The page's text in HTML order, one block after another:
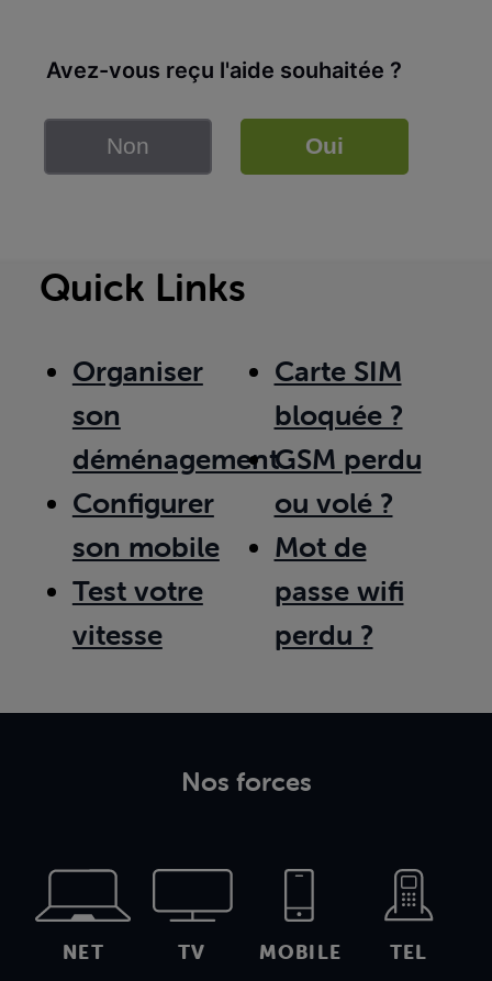
Avez-vous reçu l'aide souhaitée ?
Non Oui
Quick Links
Organiser
son
déménagement
Configurer
son mobile
Test votre
vitesse
Carte SIM
bloquée ?
GSM perdu
ou volé ?
Mot de
passe wifi
perdu ?
Nos forces
NET TV MOBILE TEL